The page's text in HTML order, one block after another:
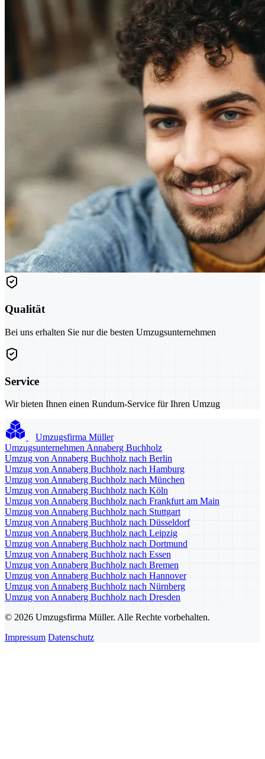
Qualität
Bei uns erhalten Sie nur die besten Umzugsunternehmen
Service
Wir bieten Ihnen einen Rundum-Service für Ihren Umzug
Umzugsfirma Müller
Umzugsunternehmen Annaberg Buchholz
Umzug von Annaberg Buchholz nach Berlin
Umzug von Annaberg Buchholz nach Hamburg
Umzug von Annaberg Buchholz nach München
Umzug von Annaberg Buchholz nach Köln
Umzug von Annaberg Buchholz nach Frankfurt am Main
Umzug von Annaberg Buchholz nach Stuttgart
Umzug von Annaberg Buchholz nach Düsseldorf
Umzug von Annaberg Buchholz nach Leipzig
Umzug von Annaberg Buchholz nach Dortmund
Umzug von Annaberg Buchholz nach Essen
Umzug von Annaberg Buchholz nach Bremen
Umzug von Annaberg Buchholz nach Hannover
Umzug von Annaberg Buchholz nach Nürnberg
Umzug von Annaberg Buchholz nach Dresden
© 2026 Umzugsfirma Müller. Alle Rechte vorbehalten.
Impressum Datenschutz